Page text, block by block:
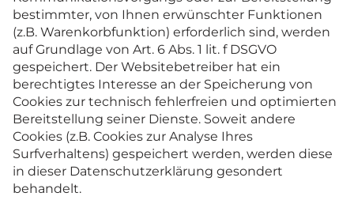
bestimmter, von Ihnen erwünschter Funktionen
(z.B. Warenkorbfunktion) erforderlich sind, werden
auf Grundlage von Art. 6 Abs. 1 lit. f DSGVO
gespeichert. Der Websitebetreiber hat ein
berechtigtes Interesse an der Speicherung von
Cookies zur technisch fehlerfreien und optimierten
Bereitstellung seiner Dienste. Soweit andere
Cookies (z.B. Cookies zur Analyse Ihres
Surfverhaltens) gespeichert werden, werden diese
in dieser Datenschutzerklärung gesondert
behandelt.